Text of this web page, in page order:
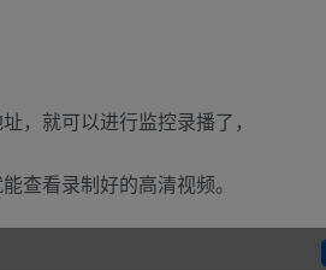
，就可以进行监控录播了，
查看录制好的高清视频。